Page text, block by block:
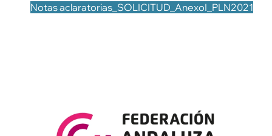
Notas aclaratorias_SOLICITUD_AnexoI_PLN2021